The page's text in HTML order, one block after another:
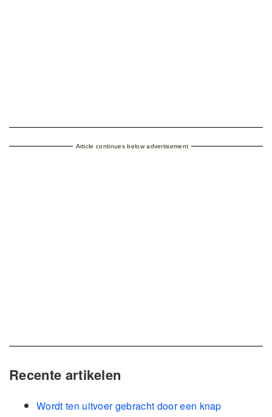
Article continues below advertisement
Recente artikelen
Wordt ten uitvoer gebracht door een knap